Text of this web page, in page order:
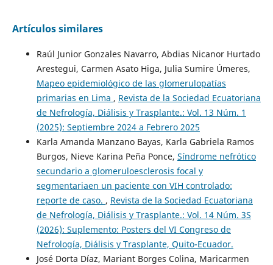
Artículos similares
Raúl Junior Gonzales Navarro, Abdias Nicanor Hurtado
Arestegui, Carmen Asato Higa, Julia Sumire Úmeres,
Mapeo epidemiológico de las glomerulopatías
primarias en Lima , Revista de la Sociedad Ecuatoriana
de Nefrología, Diálisis y Trasplante.: Vol. 13 Núm. 1
(2025): Septiembre 2024 a Febrero 2025
Karla Amanda Manzano Bayas, Karla Gabriela Ramos
Burgos, Nieve Karina Peña Ponce, Síndrome nefrótico
secundario a glomeruloesclerosis focal y
segmentariaen un paciente con VIH controlado:
reporte de caso. , Revista de la Sociedad Ecuatoriana
de Nefrología, Diálisis y Trasplante.: Vol. 14 Núm. 3S
(2026): Suplemento: Posters del VI Congreso de
Nefrología, Diálisis y Trasplante, Quito-Ecuador.
José Dorta Díaz, Mariant Borges Colina, Maricarmen